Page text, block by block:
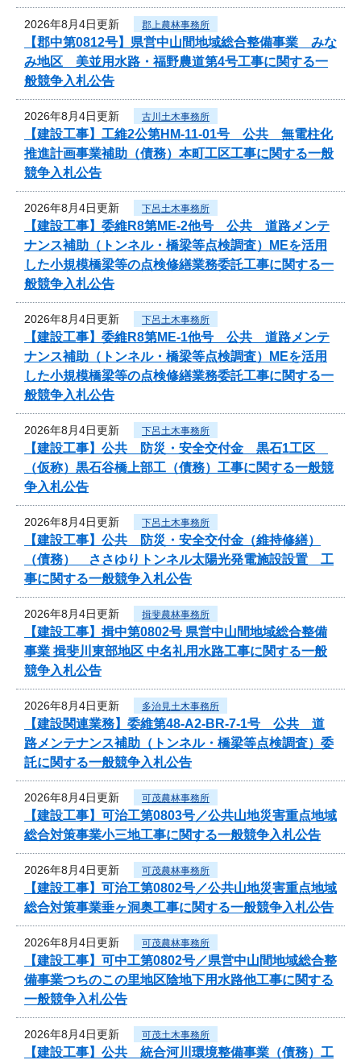
2026年8月4日更新 郡上農林事務所
【郡中第0812号】県営中山間地域総合整備事業 みな
み地区 美並用水路・福野農道第4号工事に関する一
般競争入札公告
2026年8月4日更新 古川土木事務所
【建設工事】工維2公第HM-11-01号 公共 無電柱化
推進計画事業補助（債務）本町工区工事に関する一般
競争入札公告
2026年8月4日更新 下呂土木事務所
【建設工事】委維R8第ME-2他号 公共 道路メンテ
ナンス補助（トンネル・橋梁等点検調査）MEを活用
した小規模橋梁等の点検修繕業務委託工事に関する一
般競争入札公告
2026年8月4日更新 下呂土木事務所
【建設工事】委維R8第ME-1他号 公共 道路メンテ
ナンス補助（トンネル・橋梁等点検調査）MEを活用
した小規模橋梁等の点検修繕業務委託工事に関する一
般競争入札公告
2026年8月4日更新 下呂土木事務所
【建設工事】公共 防災・安全交付金 黒石1工区
（仮称）黒石谷橋上部工（債務）工事に関する一般競
争入札公告
2026年8月4日更新 下呂土木事務所
【建設工事】公共 防災・安全交付金（維持修繕）
（債務） ささゆりトンネル太陽光発電施設設置 工
事に関する一般競争入札公告
2026年8月4日更新 揖斐農林事務所
【建設工事】揖中第0802号 県営中山間地域総合整備
事業 揖斐川東部地区 中名礼用水路工事に関する一般
競争入札公告
2026年8月4日更新 多治見土木事務所
【建設関連業務】委維第48-A2-BR-7-1号 公共 道
路メンテナンス補助（トンネル・橋梁等点検調査）委
託に関する一般競争入札公告
2026年8月4日更新 可茂農林事務所
【建設工事】可治工第0803号／公共山地災害重点地域
総合対策事業小三地工事に関する一般競争入札公告
2026年8月4日更新 可茂農林事務所
【建設工事】可治工第0802号／公共山地災害重点地域
総合対策事業垂ヶ洞奥工事に関する一般競争入札公告
2026年8月4日更新 可茂農林事務所
【建設工事】可中工第0802号／県営中山間地域総合整
備事業つちのこの里地区陰地下用水路他工事に関する
一般競争入札公告
2026年8月4日更新 可茂土木事務所
【建設工事】公共 統合河川環境整備事業（債務）工